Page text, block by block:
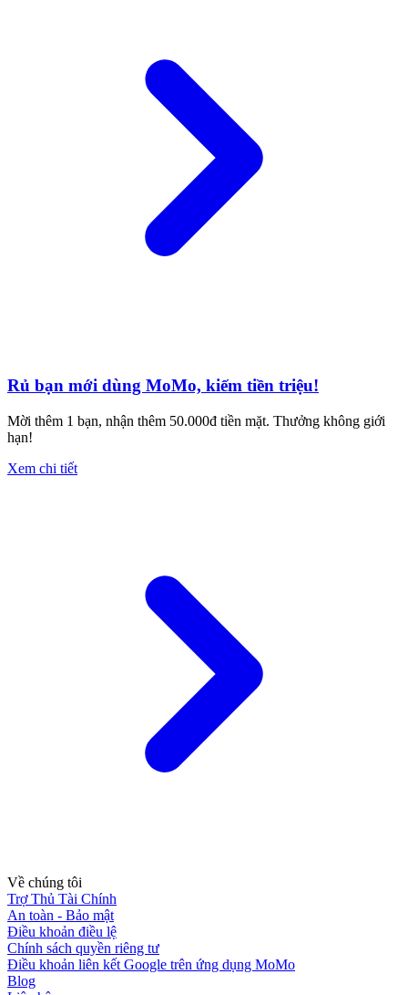
Rủ bạn mới dùng MoMo, kiếm tiền triệu!
Mời thêm 1 bạn, nhận thêm 50.000đ tiền mặt. Thưởng không giới
hạn!
Xem chi tiết
Về chúng tôi
Trợ Thủ Tài Chính
An toàn - Bảo mật
Điều khoản điều lệ
Chính sách quyền riêng tư
Điều khoản liên kết Google trên ứng dụng MoMo
Blog